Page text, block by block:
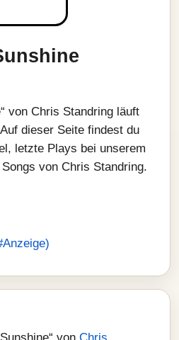
von Chris Standring läuft
dieser Seite findest du
letzte Plays bei unserem
von Chris Standring.